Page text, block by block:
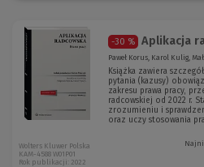
-30 % Aplikacja
Paweł Korus, Karol Kulig,
Książka zawiera
pytania (kazusy)
zakresu prawa pracy,
radcowskiej od 2022 r.
zrozumieniu i
oraz uczy stosowania
Wolters Kluwer Polska
KAM-4588 W01P01
Rok publikacji: 2022